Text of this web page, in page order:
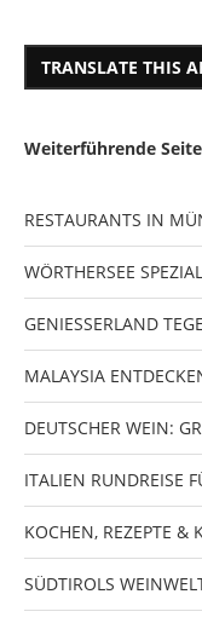
TRANSLATE THIS
Weiterführende
RESTAURANTS IN
WÖRTHERSEE SPEZIAL
GENIESSERLAND
MALAYSIA
DEUTSCHER WEIN:
ITALIEN RUNDREISE
KOCHEN, REZEPTE &
SÜDTIROLS